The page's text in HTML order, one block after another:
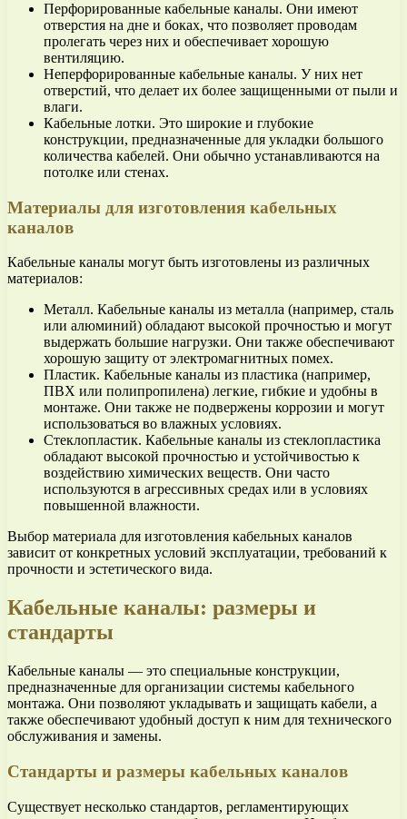
Перфорированные кабельные каналы. Они имеют
отверстия на дне и боках, что позволяет проводам
пролегать через них и обеспечивает хорошую
вентиляцию.
Неперфорированные кабельные каналы. У них нет
отверстий, что делает их более защищенными от пыли и
влаги.
Кабельные лотки. Это широкие и глубокие
конструкции, предназначенные для укладки большого
количества кабелей. Они обычно устанавливаются на
потолке или стенах.
Материалы для изготовления кабельных
каналов
Кабельные каналы могут быть изготовлены из различных
материалов:
Металл. Кабельные каналы из металла (например, сталь
или алюминий) обладают высокой прочностью и могут
выдержать большие нагрузки. Они также обеспечивают
хорошую защиту от электромагнитных помех.
Пластик. Кабельные каналы из пластика (например,
ПВХ или полипропилена) легкие, гибкие и удобны в
монтаже. Они также не подвержены коррозии и могут
использоваться во влажных условиях.
Стеклопластик. Кабельные каналы из стеклопластика
обладают высокой прочностью и устойчивостью к
воздействию химических веществ. Они часто
используются в агрессивных средах или в условиях
повышенной влажности.
Выбор материала для изготовления кабельных каналов
зависит от конкретных условий эксплуатации, требований к
прочности и эстетического вида.
Кабельные каналы: размеры и
стандарты
Кабельные каналы — это специальные конструкции,
предназначенные для организации системы кабельного
монтажа. Они позволяют укладывать и защищать кабели, а
также обеспечивают удобный доступ к ним для технического
обслуживания и замены.
Стандарты и размеры кабельных каналов
Существует несколько стандартов, регламентирующих